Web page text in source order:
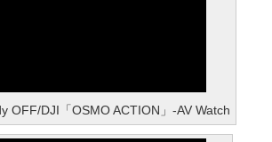
OFF/DJI「OSMO ACTION」-AV Watch